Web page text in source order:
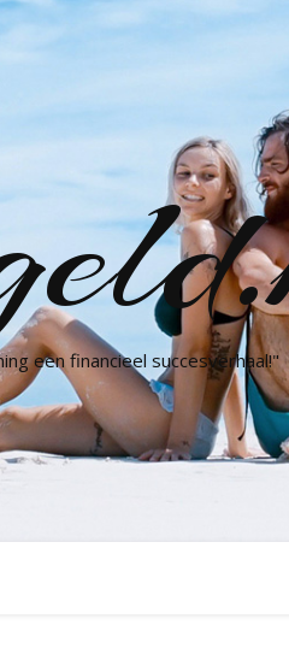
een financieel succesverhaal!"